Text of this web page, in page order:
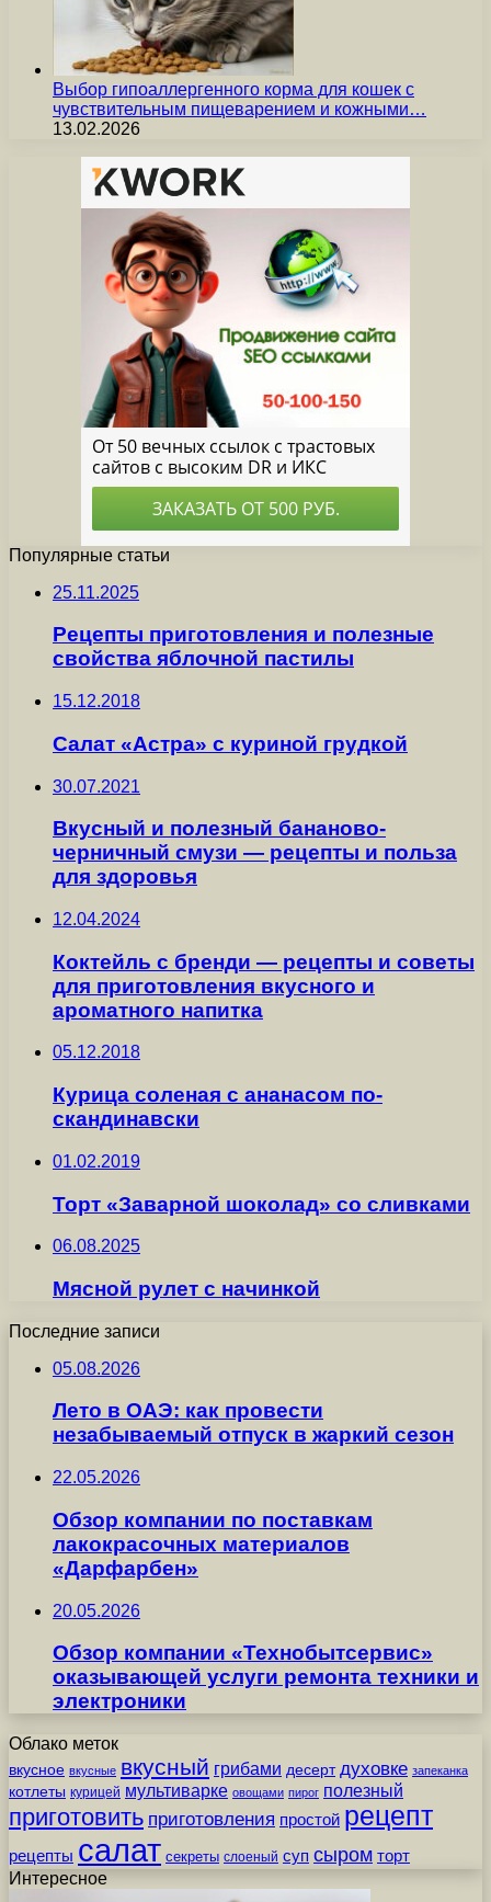
Выбор гипоаллергенного корма для кошек с
чувствительным пищеварением и кожными…
13.02.2026
Популярные статьи
25.11.2025
Рецепты приготовления и полезные
свойства яблочной пастилы
15.12.2018
Салат «Астра» с куриной грудкой
30.07.2021
Вкусный и полезный бананово-
черничный смузи — рецепты и польза
для здоровья
12.04.2024
Коктейль с бренди — рецепты и советы
для приготовления вкусного и
ароматного напитка
05.12.2018
Курица соленая с ананасом по-
скандинавски
01.02.2019
Торт «Заварной шоколад» со сливками
06.08.2025
Мясной рулет с начинкой
Последние записи
05.08.2026
Лето в ОАЭ: как провести
незабываемый отпуск в жаркий сезон
22.05.2026
Обзор компании по поставкам
лакокрасочных материалов
«Дарфарбен»
20.05.2026
Обзор компании «Технобытсервис»
оказывающей услуги ремонта техники и
электроники
Облако меток
вкусное вкусные вкусный грибами десерт духовке запеканка
котлеты курицей мультиварке овощами пирог полезный
приготовить приготовления простой рецепт
рецепты салат секреты слоеный суп сыром торт
Интересное